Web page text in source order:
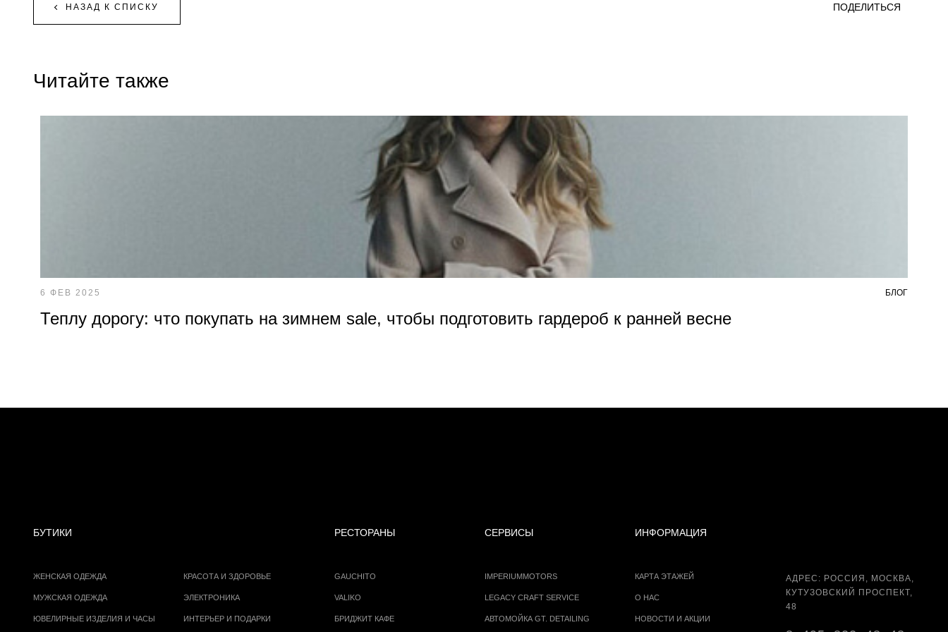
НАЗАД К СПИСКУ ПОДЕЛИТЬСЯ
Читайте также
6 ФЕВ 2025 БЛОГ
Теплу дорогу: что покупать на зимнем sale, чтобы подготовить гардероб к ранней весне
БУТИКИ
ЖЕНСКАЯ ОДЕЖДА
МУЖСКАЯ ОДЕЖДА
ЮВЕЛИРНЫЕ ИЗДЕЛИЯ И ЧАСЫ
КРАСОТА И ЗДОРОВЬЕ
ЭЛЕКТРОНИКА
ИНТЕРЬЕР И ПОДАРКИ
РЕСТОРАНЫ
GAUCHITO
VALIKO
БРИДЖИТ КАФЕ
СЕРВИСЫ
IMPERIUMMOTORS
LEGACY CRAFT SERVICE
АВТОМОЙКА GT. DETAILING
ИНФОРМАЦИЯ
КАРТА ЭТАЖЕЙ
О НАС
НОВОСТИ И АКЦИИ
АДРЕС: РОССИЯ, МОСКВА,
КУТУЗОВСКИЙ ПРОСПЕКТ,
48